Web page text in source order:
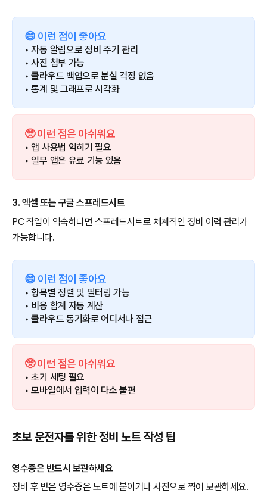
😄 이런 점이 좋아요
• 자동 알림으로 정비 주기 관리
• 사진 첨부 가능
• 클라우드 백업으로 분실 걱정 없음
• 통계 및 그래프로 시각화
🥺 이런 점은 아쉬워요
• 앱 사용법 익히기 필요
• 일부 앱은 유료 기능 있음
3. 엑셀 또는 구글 스프레드시트
PC 작업이 익숙하다면 스프레드시트로 체계적인 정비 이력 관리가
가능합니다.
😄 이런 점이 좋아요
• 항목별 정렬 및 필터링 가능
• 비용 합계 자동 계산
• 클라우드 동기화로 어디서나 접근
🥺 이런 점은 아쉬워요
• 초기 세팅 필요
• 모바일에서 입력이 다소 불편
초보 운전자를 위한 정비 노트 작성 팁
영수증은 반드시 보관하세요
정비 후 받은 영수증은 노트에 붙이거나 사진으로 찍어 보관하세요.